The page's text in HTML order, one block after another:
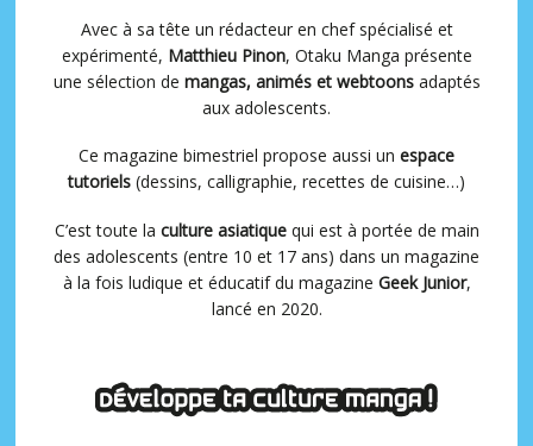
Avec à sa tête un rédacteur en chef spécialisé et
expérimenté, Matthieu Pinon, Otaku Manga présente
une sélection de mangas, animés et webtoonsadaptés
aux adolescents.
Ce magazine bimestriel propose aussi un espace
tutoriels (dessins, calligraphie, recettes de cuisine…)
C’est toute la culture asiatiquequi est à portée de main
des adolescents (entre 10 et 17 ans) dans un magazine
à la fois ludique et éducatif du magazine Geek Junior,
lancé en 2020.